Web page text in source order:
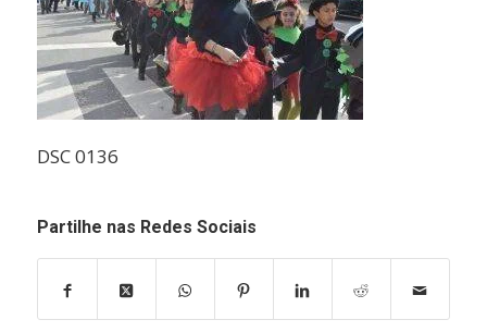
DSC 0136
Partilhe nas Redes Sociais